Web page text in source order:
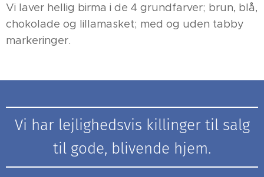
Vi laver hellig birma i de 4 grundfarver; brun, blå,
chokolade og lillamasket; med og uden tabby
markeringer.
Vi har lejlighedsvis killinger til salg
til gode, blivende hjem.